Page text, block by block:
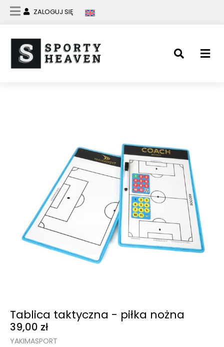
ZALOGUJ SIĘ
Tablica taktyczna - piłka nożna
39,00 zł
YAKIMASPORT